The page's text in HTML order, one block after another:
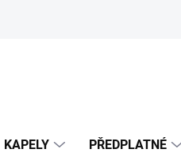
KAPELY PŘEDPLATNÉ